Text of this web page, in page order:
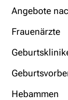
Angebote
Frauenärzte
Hebammen